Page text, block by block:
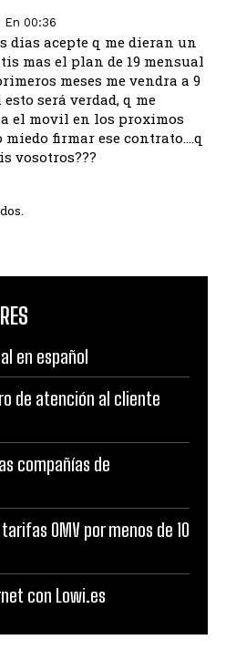
En 00:36
dias acepte q me dieran un
mas el plan de 19 mensual
meses me vendra a 9
será verdad, q me
el movil en los proximos
miedo firmar ese contrato….q
vosotros???
en español
de atención al cliente
compañías de
OMV por menos de 10
con Lowi.es